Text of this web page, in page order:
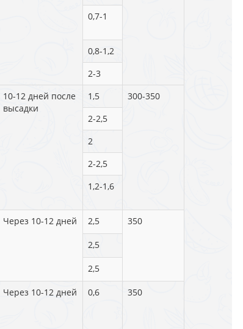
0,7-1
0,8-1,2
2-3
10-12 дней после
высадки
1,5
300-350
2-2,5
2
2-2,5
1,2-1,6
Через 10-12 дней 2,5 350
2,5
2,5
Через 10-12 дней 0,6 350